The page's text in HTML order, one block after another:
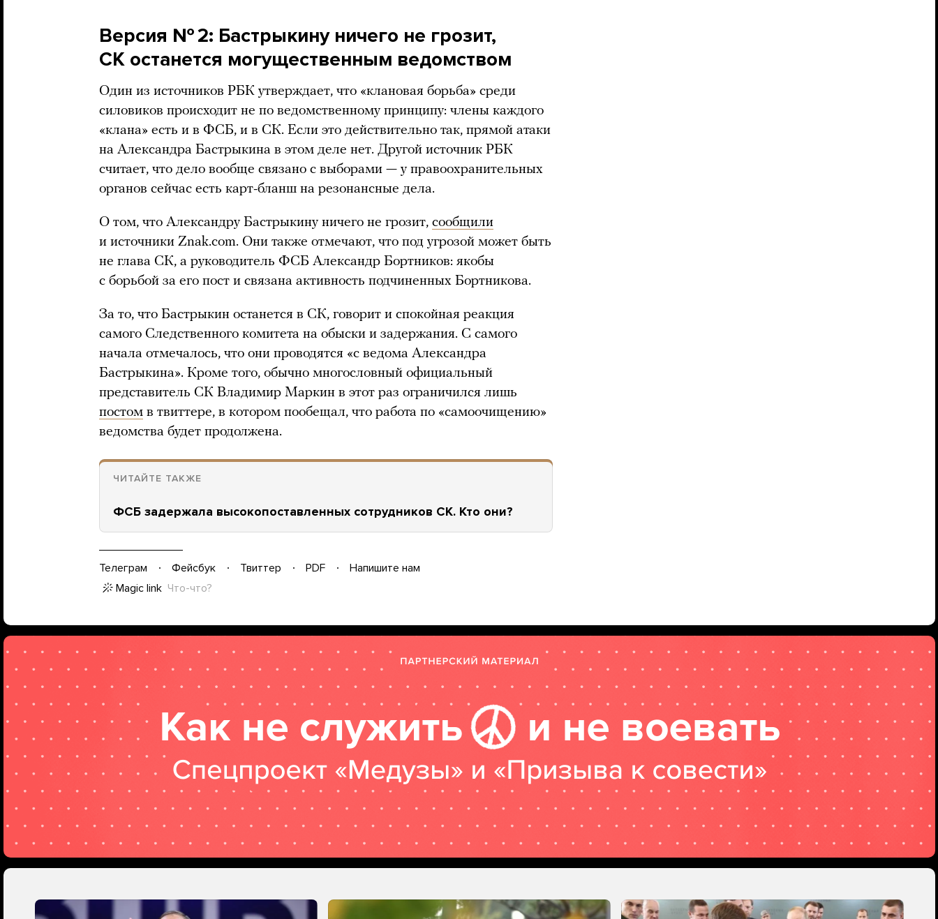
Версия № 2: Бастрыкину ничего не грозит,
СК останется могущественным ведомством
Один из источников РБК утверждает, что «клановая борьба» среди
силовиков происходит не по ведомственному принципу: члены каждого
«клана» есть и в ФСБ, и в СК. Если это действительно так, прямой атаки
на Александра Бастрыкина в этом деле нет. Другой источник РБК
считает, что дело вообще связано с выборами — у правоохранительных
органов сейчас есть карт-бланш на резонансные дела.
О том, что Александру Бастрыкину ничего не грозит, сообщили
и источники Znak.com. Они также отмечают, что под угрозой может быть
не глава СК, а руководитель ФСБ Александр Бортников: якобы
с борьбой за его пост и связана активность подчиненных Бортникова.
За то, что Бастрыкин останется в СК, говорит и спокойная реакция
самого Следственного комитета на обыски и задержания. С самого
начала отмечалось, что они проводятся «с ведома Александра
Бастрыкина». Кроме того, обычно многословный официальный
представитель СК Владимир Маркин в этот раз ограничился лишь
постом в твиттере, в котором пообещал, что работа по «самоочищению»
ведомства будет продолжена.
ЧИТАЙТЕ ТАКЖЕ
ФСБ задержала высокопоставленных сотрудников СК. Кто они?
Телеграм Фейсбук Твиттер PDF
Напишите нам
Magic link Что-что?